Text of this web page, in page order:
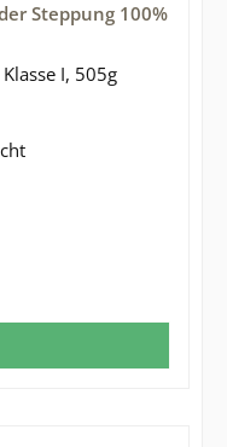
I, 505g